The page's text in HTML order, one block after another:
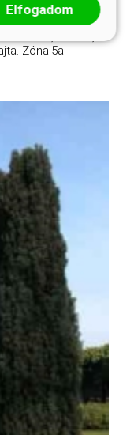
egymásra
elérő, majdnem
Zóna:5a
Elfogadom